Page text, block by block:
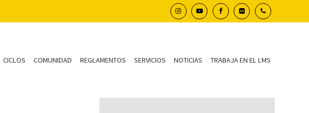
CICLOS COMUNIDAD REGLAMENTOS SERVICIOS NOTICIAS TRABAJA EN EL LMS